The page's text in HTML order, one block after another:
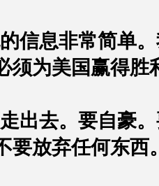
信息非常简单
须为美国赢得胜
出去。要自豪
要放弃任何东西